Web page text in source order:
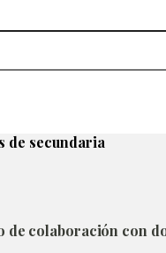
de secundaria
colaboración con